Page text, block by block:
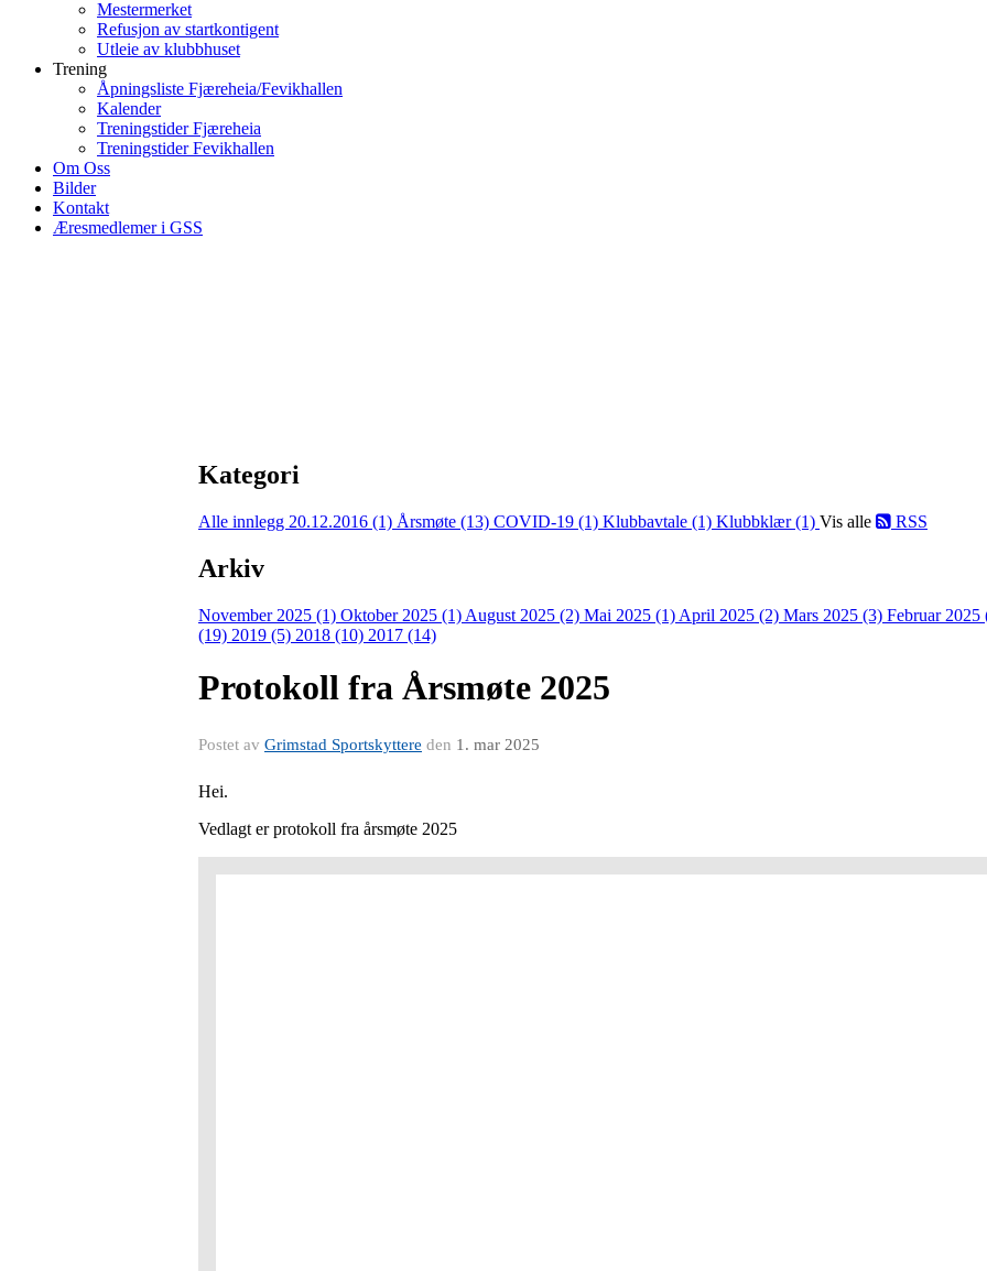
Mestermerket
Refusjon av startkontigent
Utleie av klubbhuset
Trening
Åpningsliste Fjæreheia/Fevikhallen
Kalender
Treningstider Fjæreheia
Treningstider Fevikhallen
Om Oss
Bilder
Kontakt
Æresmedlemer i GSS
Kategori
Alle innlegg 20.12.2016 (1) Årsmøte (13) COVID-19 (1) Klubbavtale (1) Klubbklær (1) Vis alle RSS
Arkiv
November 2025 (1) Oktober 2025 (1) August 2025 (2) Mai 2025 (1) April 2025 (2) Mars 2025 (3) Februar 2025
(19) 2019 (5) 2018 (10) 2017 (14)
Protokoll fra Årsmøte 2025
Postet av Grimstad Sportskyttere den 1. mar 2025
Hei.
Vedlagt er protokoll fra årsmøte 2025